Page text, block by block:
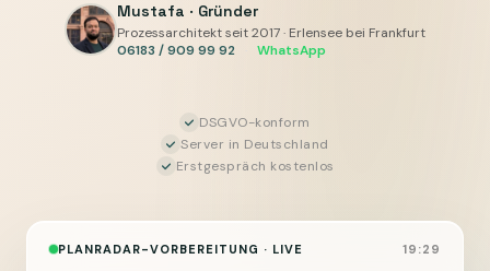
vorbereiten,
Sie
frei
Mustafa · Gründer
Prozessarchitekt seit 2017 · Erlensee bei Frankfurt
06183 / 909 99 92
WhatsApp
DSGVO-konform
Server in Deutschland
Erstgespräch kostenlos
PLANRADAR-VORBEREITUNG · LIVE 19:29